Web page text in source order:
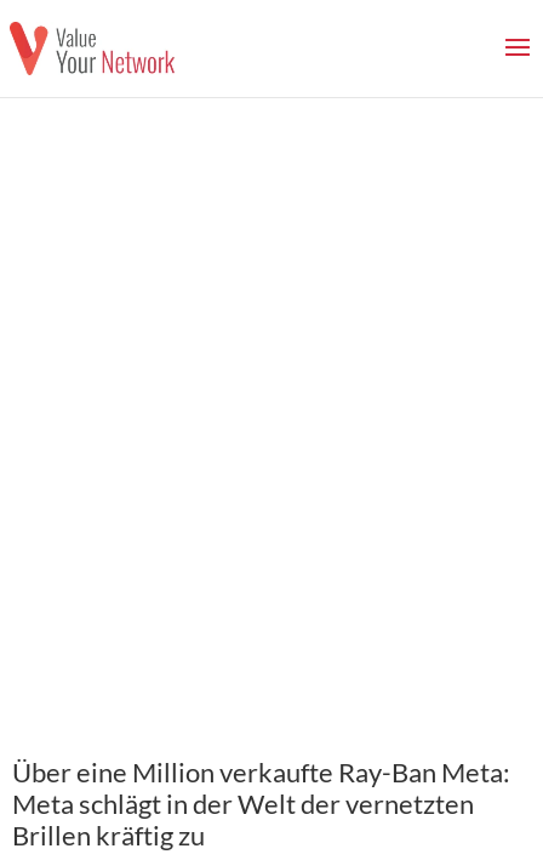
Über eine Million verkaufte Ray-Ban Meta:
Meta schlägt in der Welt der vernetzten
Brillen kräftig zu